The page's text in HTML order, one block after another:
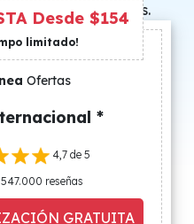
precios especiales.
Desde $154
limitado!
Ofertas
*
4,7 de 5
reseñas
GRATUITA